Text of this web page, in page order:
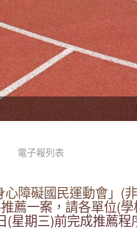
電子報列表
心障礙國民運動會」(
薦一案，請各單位(
(星期三)前完成推薦程